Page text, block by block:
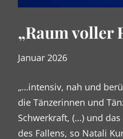
„Raum voller
Januar 2026
„…intensiv, nah und
die Tänzerinnen und
Schwerkraft, (…) und
des Fallens, so Natali